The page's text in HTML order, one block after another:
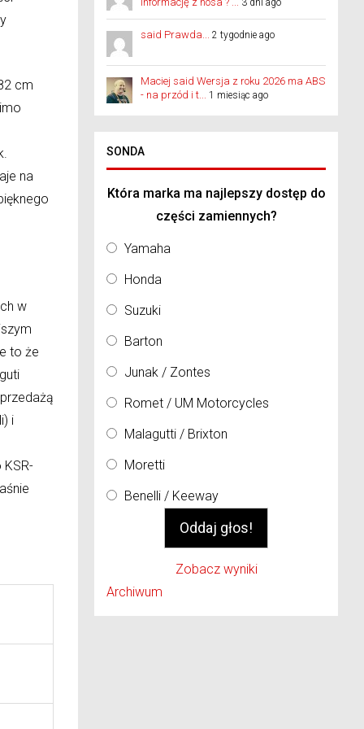
cm
na
w
to że
i
KSR-
3 dni ago
said Prawda... 2 tygodnie ago
Maciej said Wersja z roku 2026 ma ABS
- na przód i t... 1 miesiąc ago
SONDA
Która marka ma najlepszy dostęp do
części zamiennych?
Yamaha
Honda
Suzuki
Barton
Junak / Zontes
Romet / UM Motorcycles
Malagutti / Brixton
Moretti
Benelli / Keeway
Zobacz wyniki
Archiwum